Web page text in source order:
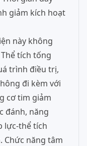
giảm kích hoạt
này không
tích tống
trình điều trị,
đi kèm với
cơ tim giảm
đánh, năng
lực-thể tích
Chức năng tâm